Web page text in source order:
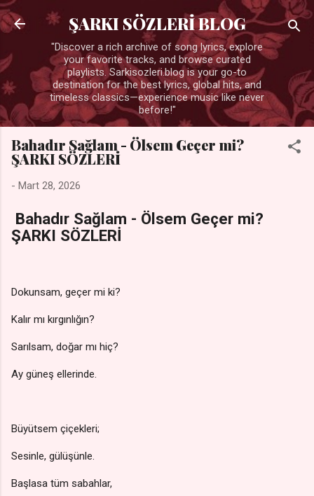
Ana içeriğe atla
ŞARKI SÖZLERİ BLOG
"Discover a rich archive of song lyrics, explore
your favorite tracks, and browse curated
playlists. Sarkisozleri.blog is your go-to
destination for the best lyrics, global hits, and
timeless classics—experience music like never
before!"
Bahadır Sağlam - Ölsem Geçer mi?
ŞARKI SÖZLERİ
- Mart 28, 2026
Bahadır Sağlam - Ölsem Geçer mi?
ŞARKI SÖZLERİ
Dokunsam, geçer mi ki?
Kalır mı kırgınlığın?
Sarılsam, doğar mı hiç?
Ay güneş ellerinde.
Büyütsem çiçekleri;
Sesinle, gülüşünle.
Başlasa tüm sabahlar,